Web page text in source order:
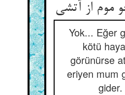
موم از آتشی‏
Yok... Eğer
kötü
görünürse
eriyen mum
gider.